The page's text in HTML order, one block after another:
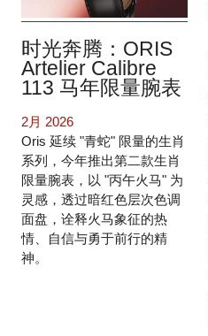
时光奔腾：ORIS
Artelier Calibre
113 马年限量腕表
2月 2026
Oris 延续 "青蛇" 限量的生肖
系列，今年推出第二款生肖
限量腕表，以 "丙午火马" 为
灵感，透过暗红色层次色调
面盘，诠释火马象征的热
情、自信与勇于前行的精
神。